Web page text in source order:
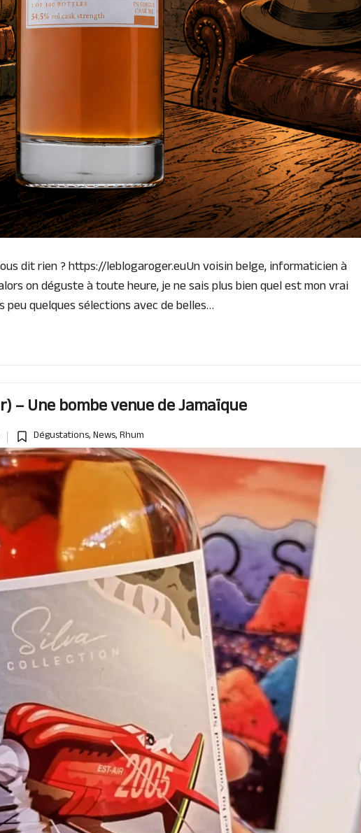
dit rien ? https://leblogaroger.euUn voisin belge, informaticien à
on déguste à toute heure, je ne sais plus bien quel est mon vrai
quelques sélections avec de belles…
– Une bombe venue de Jamaïque
Posted
in
Dégustations,News,Rhum